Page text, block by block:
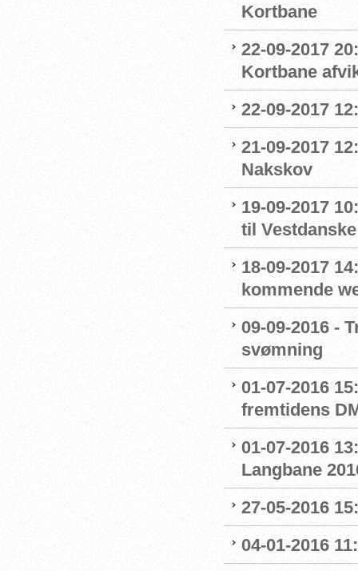
Kortbane
22-09-2017
Kortbane
22-09-2017
21-09-2017
Nakskov
19-09-2017
til
18-09-2017
kommende
09-09-2016 -
svømning
01-07-2016
fremtidens
01-07-2016
Langbane
27-05-2016
04-01-2016